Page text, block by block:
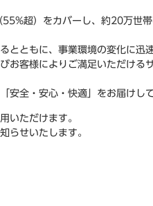
超）をカバーし、約20万世
とともに、事業環境の変化に迅
お客様によりご満足いただける
安全・安心・快適」をお届けし
いただけます。
らせいたします。